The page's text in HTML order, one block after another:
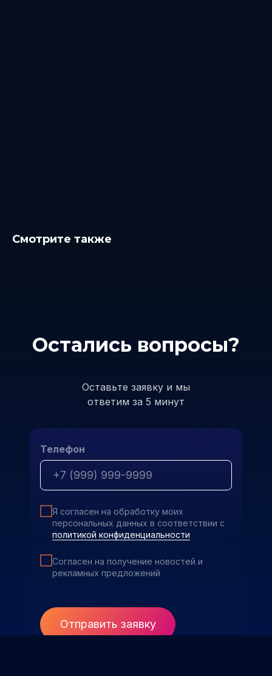
Смотрите также
Остались вопросы?
Телефон
Я согласен на обработку моих
персональных данных в соответствии с
политикой конфиденциальности
Согласен на получение новостей и
рекламных предложений
Отправить заявку
Оставьте заявку и мы
ответим за 5 минут